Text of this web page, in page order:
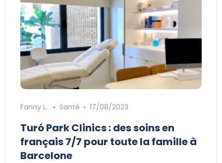
Fanny L. Santé 17/08/2023
Turó Park Clinics : des soins en
français 7/7 pour toute la famille à
Barcelone